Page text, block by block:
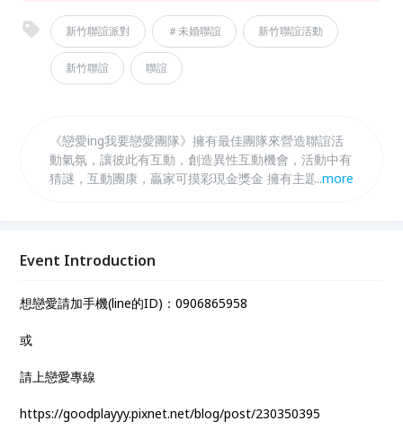
新竹聯誼派對 ＃未婚聯誼 新竹聯誼活動
新竹聯誼 聯誼
《戀愛ing我要戀愛團隊》擁有最佳團隊來營造聯誼活
動氣氛，讓彼此有互動，創造異性互動機會，活動中有
猜謎，互動團康，贏家可摸彩現金獎金 擁有主題式聯
...more
Event Introduction
想戀愛請加手機(line的ID)：0906865958
或
請上戀愛專線
https://goodplayyy.pixnet.net/blog/post/230350395